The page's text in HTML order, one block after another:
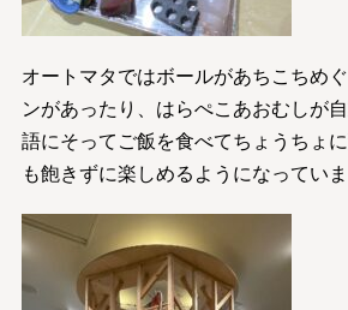
オートマタではボールがあちこちめ
ンがあったり、はらぺこあおむしが
語にそってご飯を食べてちょうちょ
も飽きずに楽しめるようになっていま